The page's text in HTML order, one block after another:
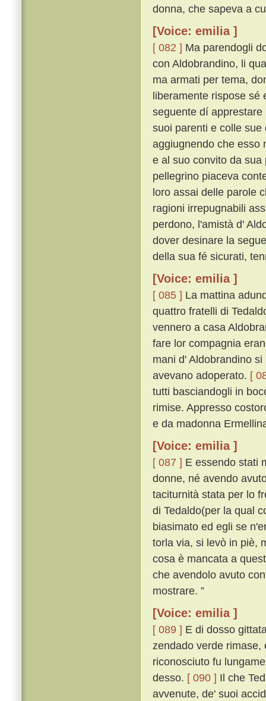
donna, che sapeva a
[Voice: emilia ]
[ 082 ] Ma parendogli
con Aldobrandino, li
ma armati per tema,
liberamente rispose
seguente dí
suoi parenti e colle
aggiugnendo che esso
e al suo convito da
pellegrino piaceva
loro assai delle parole
ragioni irrepugnabili
perdono, l'amistà d'
dover desinare la
della sua fé sicurati,
[Voice: emilia ]
[ 085 ] La mattina
quattro fratelli di
vennero a casa
fare lor compagnia
mani d' Aldobrandino
avevano adoperato. [
tutti basciandogli in
rimise. Appresso
e da madonna
[Voice: emilia ]
[ 087 ] E essendo stati
donne, né avendo
taciturnità stata per lo
di Tedaldo(per la qual
biasimato ed egli se
torla via, si levò in piè,
cosa è mancata a
che avendolo avuto
mostrare. ”
[Voice: emilia ]
[ 089 ] E di dosso
zendado verde
riconosciuto fu
desso. [ 090 ] Il che
avvenute, de' suoi